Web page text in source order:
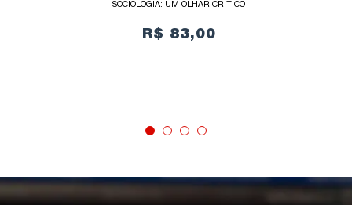
SOCIOLOGIA: UM OLHAR CRÍTICO
R$ 83,00